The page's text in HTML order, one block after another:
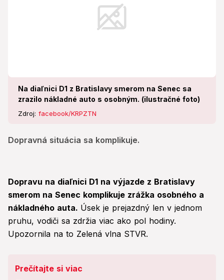
Na diaľnici D1 z Bratislavy smerom na Senec sa
zrazilo nákladné auto s osobným. (ilustračné foto)
Zdroj: facebook/KRPZTN
Dopravná situácia sa komplikuje.
Dopravu na diaľnici D1 na výjazde z Bratislavy
smerom na Senec komplikuje zrážka osobného a
nákladného auta. Úsek je prejazdný len v jednom
pruhu, vodiči sa zdržia viac ako pol hodiny.
Upozornila na to Zelená vlna STVR.
Prečítajte si viac